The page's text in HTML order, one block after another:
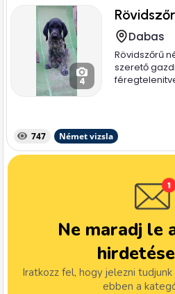
4
Dabas
Rövidszőrű
szerető
747 Német vizsla
Ne maradj le
Iratkozz fel, hogy jelezni
ebben a